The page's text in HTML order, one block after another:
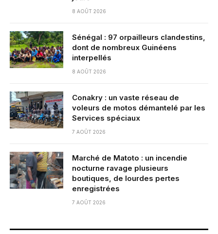
8 AOÛT 2026
Sénégal : 97 orpailleurs clandestins,
dont de nombreux Guinéens
interpellés
8 AOÛT 2026
Conakry : un vaste réseau de
voleurs de motos démantelé par les
Services spéciaux
7 AOÛT 2026
Marché de Matoto : un incendie
nocturne ravage plusieurs
boutiques, de lourdes pertes
enregistrées
7 AOÛT 2026